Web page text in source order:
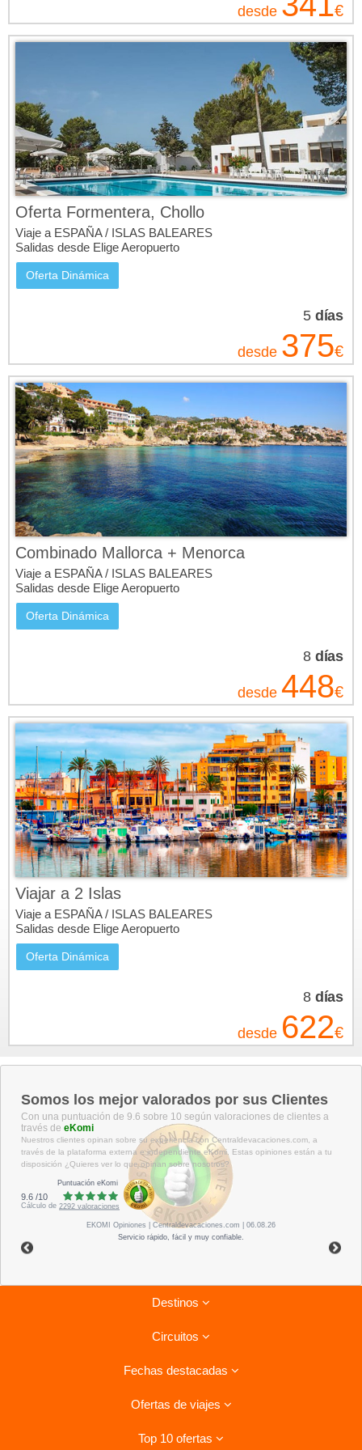
€
desde
Oferta Formentera, Chollo
Viaje a ESPAÑA / ISLAS BALEARES
Salidas desde Elige Aeropuerto
Oferta Dinámica
5 días
375€
desde
Combinado Mallorca + Menorca
Viaje a ESPAÑA / ISLAS BALEARES
Salidas desde Elige Aeropuerto
Oferta Dinámica
8 días
448€
desde
Viajar a 2 Islas
Viaje a ESPAÑA / ISLAS BALEARES
Salidas desde Elige Aeropuerto
Oferta Dinámica
8 días
622€
desde
Somos los mejor valorados por sus Clientes
Con una puntuación de 9.6 sobre 10 según valoraciones de clientes a
través de eKomi
Nuestros clientes opinan sobre su experiencia con Centraldevacaciones.com, a
través de la plataforma externa e independiente eKomi. Estas opiniones están a tu
disposición ¿Quieres ver lo que opinan sobre nosotros?
Puntuación eKomi
9.6 /10
Cálculo de 2292 valoraciones
EKOMI Opiniones
| Centraldevacaciones.com | 06.08.26
Servicio rápido, fácil y muy confiable.
Destinos
Riviera Maya
Tenerife
Lanzarote
Circuitos
Combinados La Habana- Varadero
Circuitos por Italia
Circuitos por Vietnam
Fechas destacadas
Ofertas para el verano
Costa de la Luz, Hoteles
Ofertas de viajes
Viajes a Cuba
Top 10 ofertas